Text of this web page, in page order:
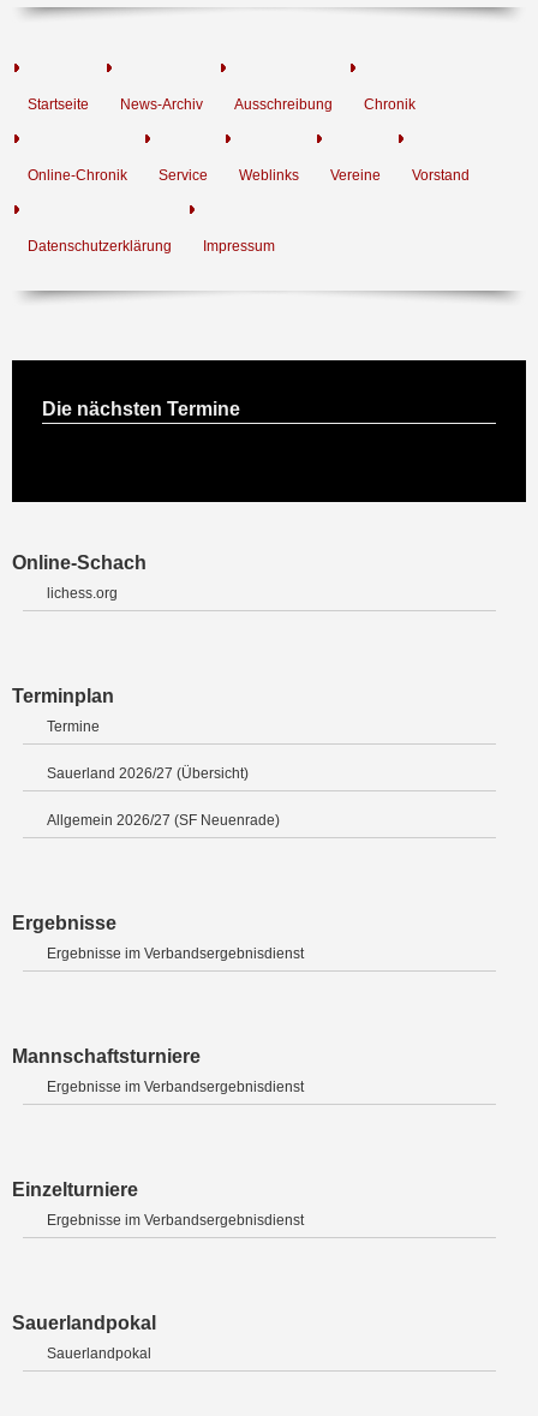
Startseite News-Archiv Ausschreibung Chronik
Online-Chronik Service Weblinks Vereine Vorstand
Datenschutzerklärung Impressum
Die nächsten Termine
Online-Schach
lichess.org
Terminplan
Termine
Sauerland 2026/27 (Übersicht)
Allgemein 2026/27 (SF Neuenrade)
Ergebnisse
Ergebnisse im Verbandsergebnisdienst
Mannschaftsturniere
Ergebnisse im Verbandsergebnisdienst
Einzelturniere
Ergebnisse im Verbandsergebnisdienst
Sauerlandpokal
Sauerlandpokal